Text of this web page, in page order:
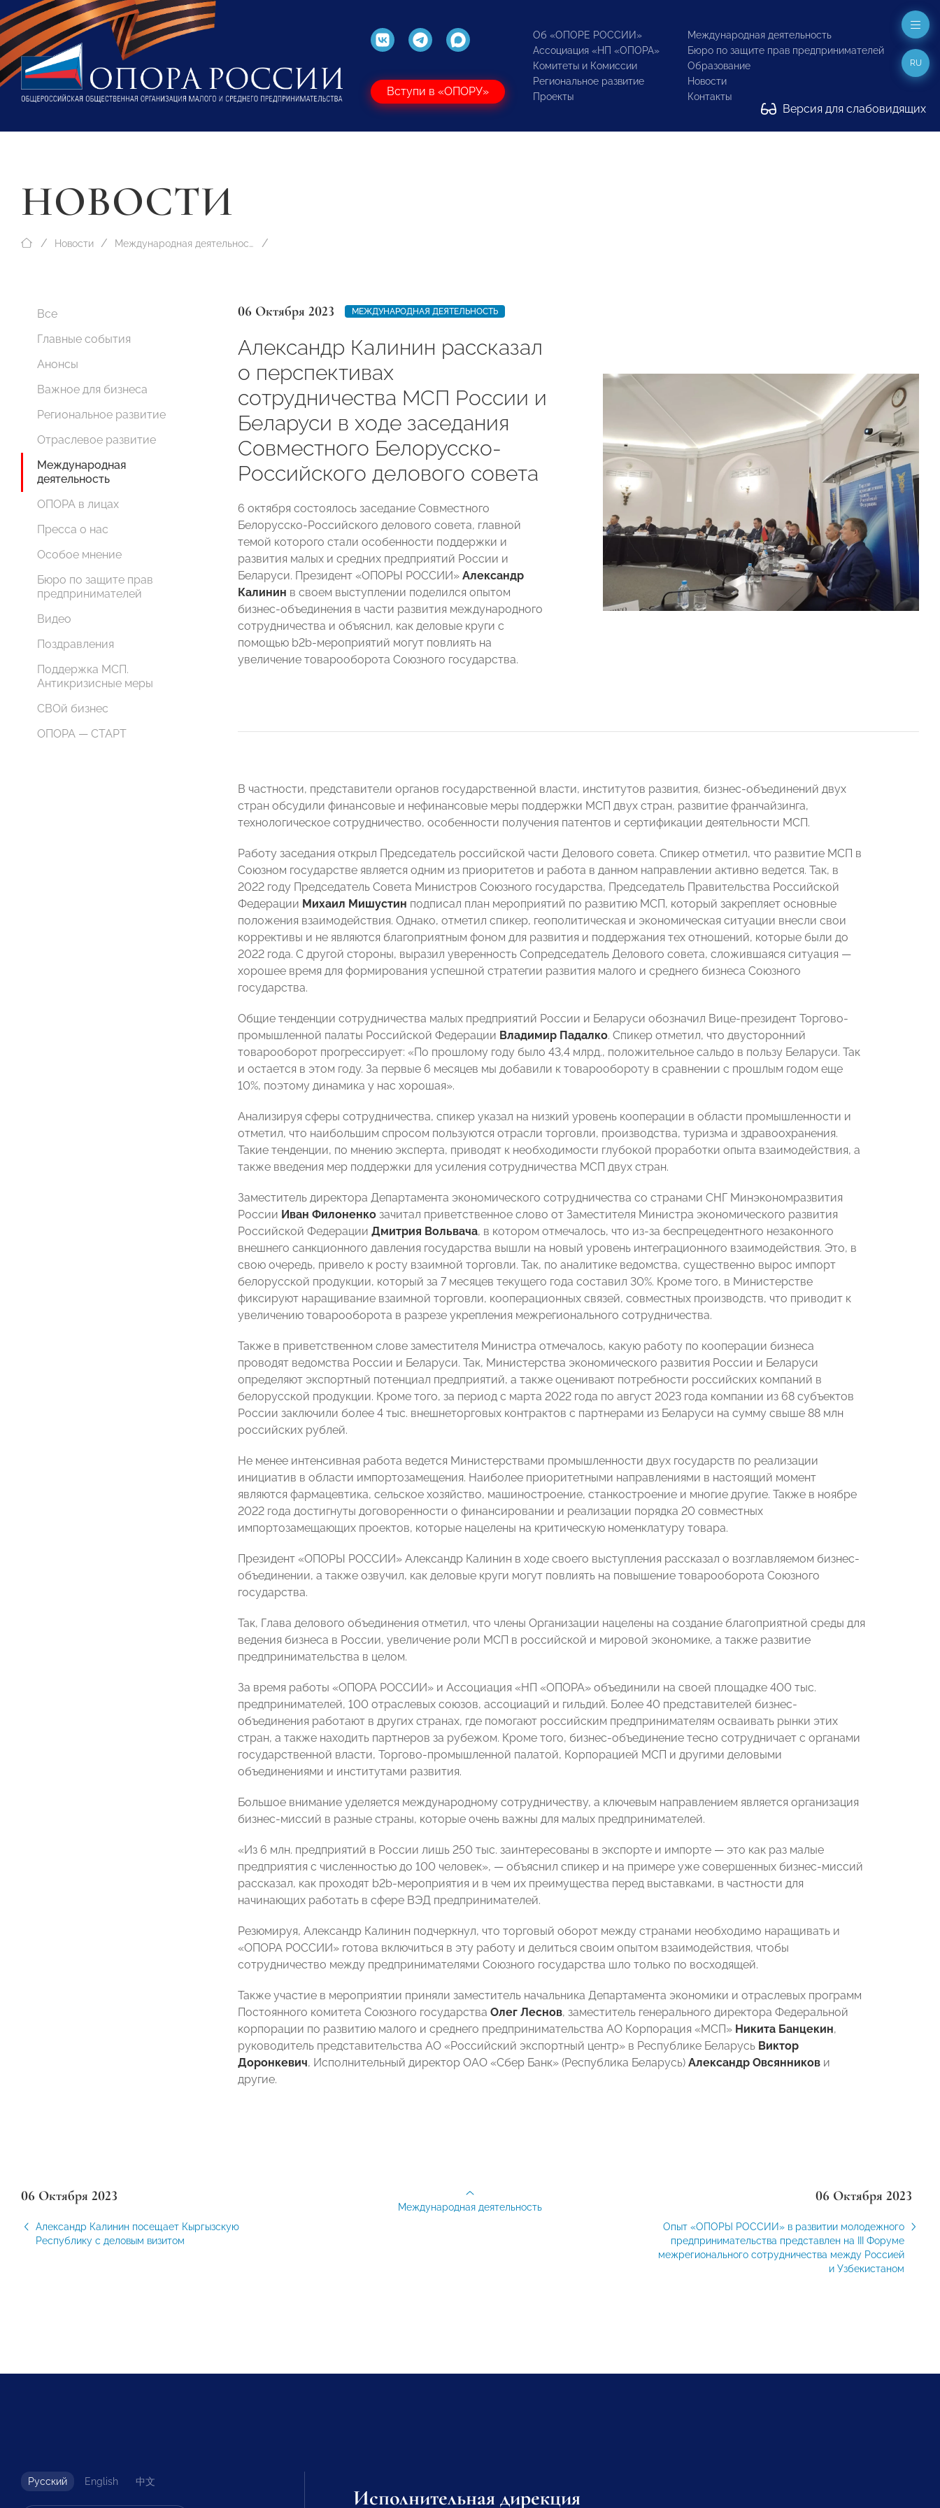
Вступи в «ОПОРУ»
Об «ОПОРЕ РОССИИ»
Ассоциация «НП «ОПОРА»
Комитеты и Комиссии
Региональное развитие
Проекты
Международная деятельность
Бюро по защите прав предпринимателей
Образование
Новости
Контакты
Версия для слабовидящих
RU
НОВОСТИ
Новости Международная деятельность
Все
Главные события
Анонсы
Важное для бизнеса
Региональное развитие
Отраслевое развитие
Международная
деятельность
ОПОРА в лицах
Пресса о нас
Особое мнение
Бюро по защите прав
предпринимателей
Видео
Поздравления
Поддержка МСП.
Антикризисные меры
СВОй бизнес
ОПОРА — СТАРТ
06 Октября 2023 МЕЖДУНАРОДНАЯ ДЕЯТЕЛЬНОСТЬ
Александр Калинин рассказал
о перспективах
сотрудничества МСП России и
Беларуси в ходе заседания
Совместного Белорусско-
Российского делового совета
6 октября состоялось заседание Совместного
Белорусско-Российского делового совета, главной
темой которого стали особенности поддержки и
развития малых и средних предприятий России и
Беларуси. Президент «ОПОРЫ РОССИИ» Александр
Калинин в своем выступлении поделился опытом
бизнес-объединения в части развития международного
сотрудничества и объяснил, как деловые круги с
помощью b2b-мероприятий могут повлиять на
увеличение товарооборота Союзного государства.
В частности, представители органов государственной власти, институтов развития, бизнес-объединений двух
стран обсудили финансовые и нефинансовые меры поддержки МСП двух стран, развитие франчайзинга,
технологическое сотрудничество, особенности получения патентов и сертификации деятельности МСП.
Работу заседания открыл Председатель российской части Делового совета. Спикер отметил, что развитие МСП в
Союзном государстве является одним из приоритетов и работа в данном направлении активно ведется. Так, в
2022 году Председатель Совета Министров Союзного государства, Председатель Правительства Российской
Федерации Михаил Мишустин подписал план мероприятий по развитию МСП, который закрепляет основные
положения взаимодействия. Однако, отметил спикер, геополитическая и экономическая ситуации внесли свои
коррективы и не являются благоприятным фоном для развития и поддержания тех отношений, которые были до
2022 года. С другой стороны, выразил уверенность Сопредседатель Делового совета, сложившаяся ситуация —
хорошее время для формирования успешной стратегии развития малого и среднего бизнеса Союзного
государства.
Общие тенденции сотрудничества малых предприятий России и Беларуси обозначил Вице-президент Торгово-
промышленной палаты Российской Федерации Владимир Падалко. Спикер отметил, что двусторонний
товарооборот прогрессирует: «По прошлому году было 43,4 млрд., положительное сальдо в пользу Беларуси. Так
и остается в этом году. За первые 6 месяцев мы добавили к товарообороту в сравнении с прошлым годом еще
10%, поэтому динамика у нас хорошая».
Анализируя сферы сотрудничества, спикер указал на низкий уровень кооперации в области промышленности и
отметил, что наибольшим спросом пользуются отрасли торговли, производства, туризма и здравоохранения.
Такие тенденции, по мнению эксперта, приводят к необходимости глубокой проработки опыта взаимодействия, а
также введения мер поддержки для усиления сотрудничества МСП двух стран.
Заместитель директора Департамента экономического сотрудничества со странами СНГ Минэкономразвития
России Иван Филоненко зачитал приветственное слово от Заместителя Министра экономического развития
Российской Федерации Дмитрия Вольвача, в котором отмечалось, что из-за беспрецедентного незаконного
внешнего санкционного давления государства вышли на новый уровень интеграционного взаимодействия. Это, в
свою очередь, привело к росту взаимной торговли. Так, по аналитике ведомства, существенно вырос импорт
белорусской продукции, который за 7 месяцев текущего года составил 30%. Кроме того, в Министерстве
фиксируют наращивание взаимной торговли, кооперационных связей, совместных производств, что приводит к
увеличению товарооборота в разрезе укрепления межрегионального сотрудничества.
Также в приветственном слове заместителя Министра отмечалось, какую работу по кооперации бизнеса
проводят ведомства России и Беларуси. Так, Министерства экономического развития России и Беларуси
определяют экспортный потенциал предприятий, а также оценивают потребности российских компаний в
белорусской продукции. Кроме того, за период с марта 2022 года по август 2023 года компании из 68 субъектов
России заключили более 4 тыс. внешнеторговых контрактов с партнерами из Беларуси на сумму свыше 88 млн
российских рублей.
Не менее интенсивная работа ведется Министерствами промышленности двух государств по реализации
инициатив в области импортозамещения. Наиболее приоритетными направлениями в настоящий момент
являются фармацевтика, сельское хозяйство, машиностроение, станкостроение и многие другие. Также в ноябре
2022 года достигнуты договоренности о финансировании и реализации порядка 20 совместных
импортозамещающих проектов, которые нацелены на критическую номенклатуру товара.
Президент «ОПОРЫ РОССИИ» Александр Калинин в ходе своего выступления рассказал о возглавляемом бизнес-
объединении, а также озвучил, как деловые круги могут повлиять на повышение товарооборота Союзного
государства.
Так, Глава делового объединения отметил, что члены Организации нацелены на создание благоприятной среды для
ведения бизнеса в России, увеличение роли МСП в российской и мировой экономике, а также развитие
предпринимательства в целом.
За время работы «ОПОРА РОССИИ» и Ассоциация «НП «ОПОРА» объединили на своей площадке 400 тыс.
предпринимателей, 100 отраслевых союзов, ассоциаций и гильдий. Более 40 представителей бизнес-
объединения работают в других странах, где помогают российским предпринимателям осваивать рынки этих
стран, а также находить партнеров за рубежом. Кроме того, бизнес-объединение тесно сотрудничает с органами
государственной власти, Торгово-промышленной палатой, Корпорацией МСП и другими деловыми
объединениями и институтами развития.
Большое внимание уделяется международному сотрудничеству, а ключевым направлением является организация
бизнес-миссий в разные страны, которые очень важны для малых предпринимателей.
«Из 6 млн. предприятий в России лишь 250 тыс. заинтересованы в экспорте и импорте — это как раз малые
предприятия с численностью до 100 человек», — объяснил спикер и на примере уже совершенных бизнес-миссий
рассказал, как проходят b2b-мероприятия и в чем их преимущества перед выставками, в частности для
начинающих работать в сфере ВЭД предпринимателей.
Резюмируя, Александр Калинин подчеркнул, что торговый оборот между странами необходимо наращивать и
«ОПОРА РОССИИ» готова включиться в эту работу и делиться своим опытом взаимодействия, чтобы
сотрудничество между предпринимателями Союзного государства шло только по восходящей.
Также участие в мероприятии приняли заместитель начальника Департамента экономики и отраслевых программ
Постоянного комитета Союзного государства Олег Леснов, заместитель генерального директора Федеральной
корпорации по развитию малого и среднего предпринимательства АО Корпорация «МСП» Никита Банцекин,
руководитель представительства АО «Российский экспортный центр» в Республике Беларусь Виктор
Доронкевич, Исполнительный директор ОАО «Сбер Банк» (Республика Беларусь) Александр Овсянников и
другие.
06 Октября 2023
Александр Калинин посещает Кыргызскую
Республику с деловым визитом
06 Октября 2023
Опыт «ОПОРЫ РОССИИ» в развитии молодежного
предпринимательства представлен на III Форуме
межрегионального сотрудничества между Россией
и Узбекистаном
Международная деятельность
Русский English 中文
Исполнительная дирекция